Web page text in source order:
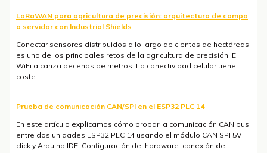
LoRaWAN para agricultura de precisión: arquitectura de campo
a servidor con Industrial Shields
Conectar sensores distribuidos a lo largo de cientos de hectáreas
es uno de los principales retos de la agricultura de precisión. El
WiFi alcanza decenas de metros. La conectividad celular tiene
coste...
Prueba de comunicación CAN/SPI en el ESP32 PLC 14
En este artículo explicamos cómo probar la comunicación CAN bus
entre dos unidades ESP32 PLC 14 usando el módulo CAN SPI 5V
click y Arduino IDE. Configuración del hardware: conexión del